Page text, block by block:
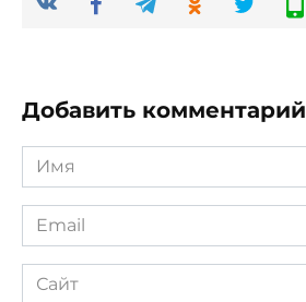
Добавить комментарий
Имя
*
Email
*
Сайт